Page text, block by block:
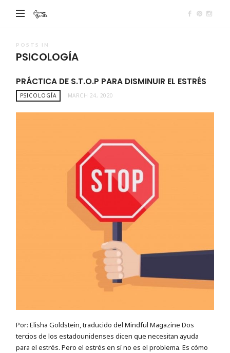
POSTS IN
PSICOLOGÍA
PRÁCTICA DE S.T.O.P PARA DISMINUIR EL ESTRÉS
PSICOLOGÍA MARCH 24, 2020
Por: Elisha Goldstein, traducido del Mindful Magazine Dos
tercios de los estadounidenses dicen que necesitan ayuda
para el estrés. Pero el estrés en sí no es el problema. Es cómo